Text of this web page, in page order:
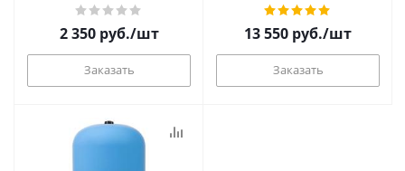
2 350руб./шт
Заказать
13 550 руб./шт
Заказать